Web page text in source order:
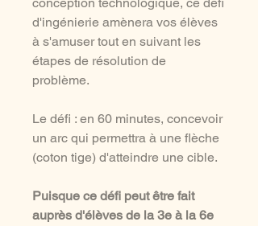
d'ingénierie amènera vos élèves
à s'amuser tout en suivant les
étapes de résolution de
problème.
Le défi : en 60 minutes, concevoir
un arc qui permettra à une flèche
(coton tige) d'atteindre une cible.
Puisque ce défi peut être fait
auprès d'élèves de la 3e à la 6e